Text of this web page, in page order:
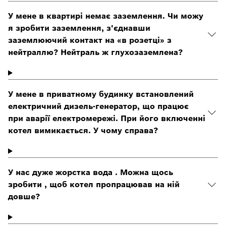
У мене в квартирі немає заземлення. Чи можу
я зробити заземлення, з'єднавши
заземлюючий контакт на «в розетці» з
нейтраллю? Нейтраль ж глухозаземлена?
У мене в приватному будинку встановлений
електричний дизель-генератор, що працює
при аварії електромережі. При його включенні
котел вимикається. У чому справа?
У нас дуже жорстка вода . Можна щось
зробити , щоб котел пропрацював на ній
довше?